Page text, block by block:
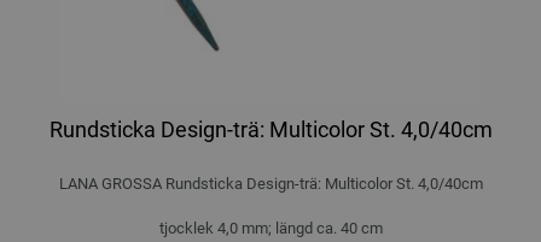
Rundsticka Design-trä: Multicolor St. 4,0/40cm
LANA GROSSA Rundsticka Design-trä: Multicolor St. 4,0/40cm
tjocklek 4,0 mm; längd ca. 40 cm